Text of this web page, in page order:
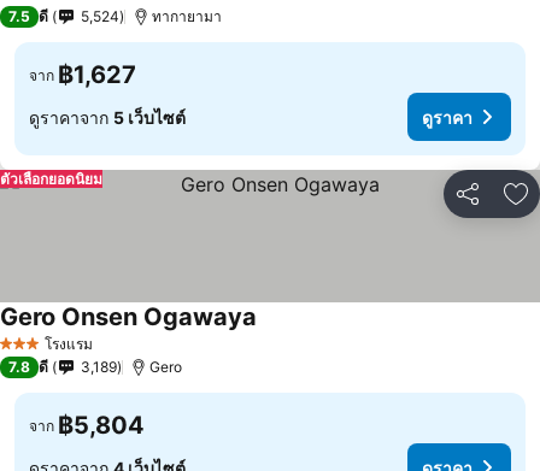
7.5 ดี 5,524 ทากายามา
จาก ฿1,627
ดูราคาจาก 5 เว็บไซต์ ดูราคา
แชร์ เ
ตัวเลือกยอดนิยม
3 ดาว โรงแรม
Gero Onsen Ogawaya
7.8 ดี 3,189 Gero
จาก ฿5,804